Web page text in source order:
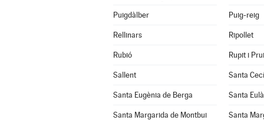
Puigdàlber Puig-reig
Rellinars Ripollet
Rubió Rupit i
Sallent Santa
Santa Eugènia de Berga Santa
Santa Margarida de Montbui Santa